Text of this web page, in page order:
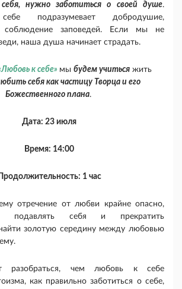
нужно заботиться о своей душе.
подразумевает добродушие,
соблюдение заповедей. Если мы не
наша душа начинает страдать.
к себе» мы будем учиться жить
себя как частицу Творца и его
Божественного плана.
Дата: 23 июля
Время: 14:00
Продолжительность: 1 час
отречение от любви крайне опасно,
подавлять себя и прекратить
золотую середину между любовью
разобраться, чем любовь к себе
как правильно заботиться о себе,